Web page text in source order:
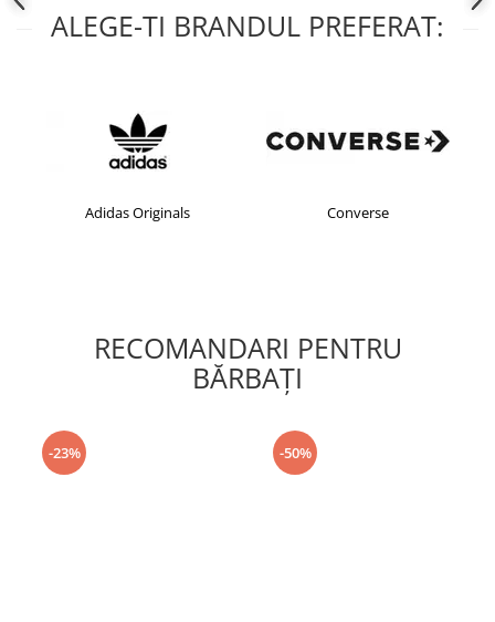
ALEGE-TI BRANDUL PREFERAT:
Adidas Originals Converse
RECOMANDARI PENTRU
BĂRBAŢI
-23% -50%